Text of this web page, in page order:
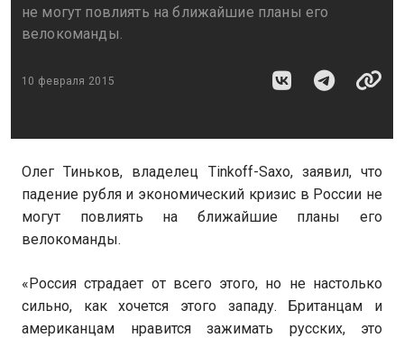
не могут повлиять на ближайшие планы его
велокоманды.
10 февраля 2015
Олег Тиньков, владелец Tinkoff-Saxo, заявил, что
падение рубля и экономический кризис в России не
могут повлиять на ближайшие планы его
велокоманды.
«Россия страдает от всего этого, но не настолько
сильно, как хочется этого западу. Британцам и
американцам нравится зажимать русских, это